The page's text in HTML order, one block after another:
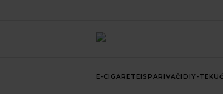
E-CIGARETEISPARIVAČI DIY-